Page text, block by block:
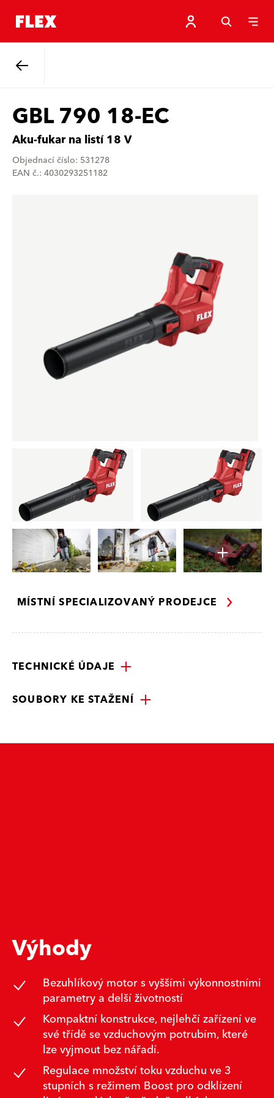
GBL 790 18-EC
Aku-fukar na listí 18 V
Objednací číslo: 531278
EAN č.: 4030293251182
MÍSTNÍ SPECIALIZOVANÝ PRODEJCE
TECHNICKÉ ÚDAJE
SOUBORY KE STAŽENÍ
Výhody
Bezuhlíkový motor s vyššími výkonnostními
parametry a delší životností
Kompaktní konstrukce, nejlehčí zařízení ve
své třídě se vzduchovým potrubím, které
lze vyjmout bez nářadí.
Regulace množství toku vzduchu ve 3
stupních s režimem Boost pro odklízení